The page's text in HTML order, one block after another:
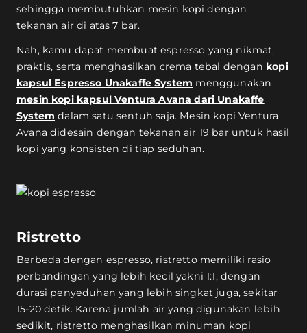
sehingga membutuhkan mesin kopi dengan
tekanan air di atas 7 bar.
Nah, kamu dapat membuat espresso yang nikmat,
praktis, serta menghasilkan crema tebal dengan kopi
kapsul Espresso Unakaffe System menggunakan
mesin kopi kapsul Ventura Avana dari Unakaffe
System dalam satu sentuh saja. Mesin kopi Ventura
Avana didesain dengan tekanan air 19 bar untuk hasil
kopi yang konsisten di tiap seduhan.
Ristretto
Berbeda dengan espresso, ristretto memiliki rasio
perbandingan yang lebih kecil yakni 1:1, dengan
durasi penyeduhan yang lebih singkat juga, sekitar
15-20 detik. Karena jumlah air yang digunakan lebih
sedikit, ristretto menghasilkan minuman kopi